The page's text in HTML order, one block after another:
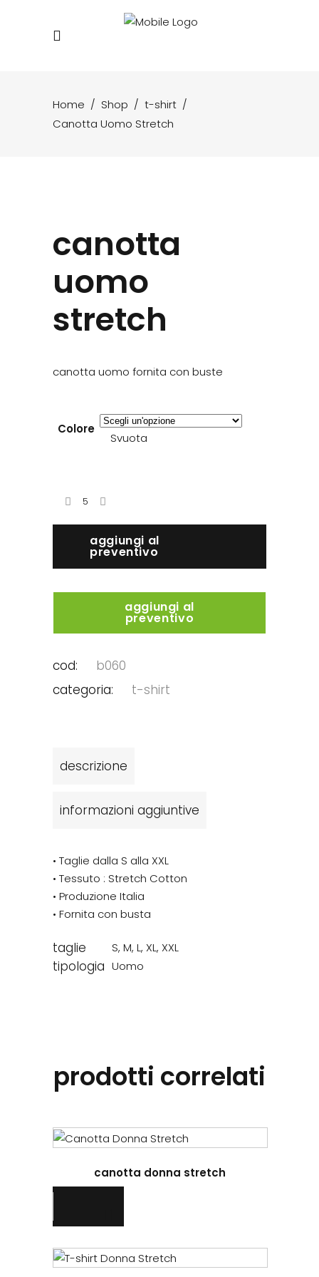
Home / Shop / t-shirt /
Canotta Uomo Stretch
canotta
uomo
stretch
canotta uomo fornita con buste
Colore
Svuota
aggiungi al
preventivo
aggiungi al
preventivo
cod:
b060
categoria:
t-shirt
descrizione
informazioni aggiuntive
• Taglie dalla S alla XXL
• Tessuto : Stretch Cotton
• Produzione Italia
• Fornita con busta
taglie S, M, L, XL, XXL
tipologia Uomo
prodotti correlati
ha
opzioni
canotta donna stretch